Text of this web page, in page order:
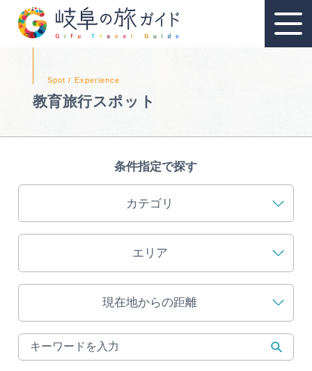
教育旅行のおすすめ
資料請求
MICE
MICEにおすすめな施設一覧
教育旅行スポット
条件指定で探す
カテゴリ
エリア
現在地からの距離